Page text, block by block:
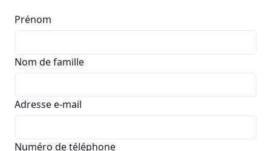
Prénom
Nom de famille
Adresse e-mail
Numéro de téléphone